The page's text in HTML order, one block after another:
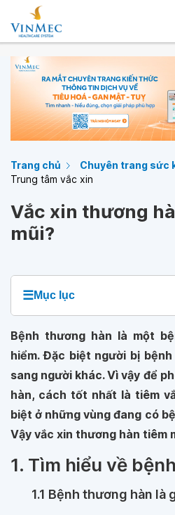
Trang chủ
Chuyên trang sức
Trung tâm vắc xin
Vắc xin thương
mũi?
☰Mục lục
Bệnh thương hàn là một
hiểm. Đặc biệt người bị
sang người khác. Vì vậy để
hàn, cách tốt nhất là tiêm
biệt ở những vùng đang có
Vậy vắc xin thương hàn tiêm
1. Tìm hiểu về
1.1 Bệnh thương hàn là